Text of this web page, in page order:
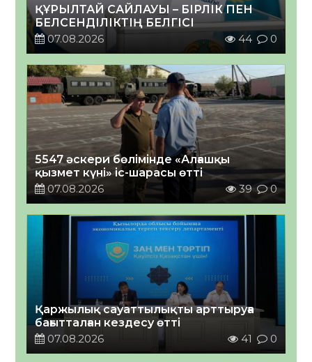
ҚҰРЫЛТАЙ САЙЛАУЫ – БІРЛІК ПЕН
БЕЛСЕНДІЛІКТІҢ БЕЛГІСІ
07.08.2026
44 0
5547 әскери бөлімінде «Алғашқы
қызмет күні» іс-шарасы өтті
07.08.2026
39 0
Қаржылық сауаттылықты арттыруға
бағытталған кездесу өтті
07.08.2026
41 0